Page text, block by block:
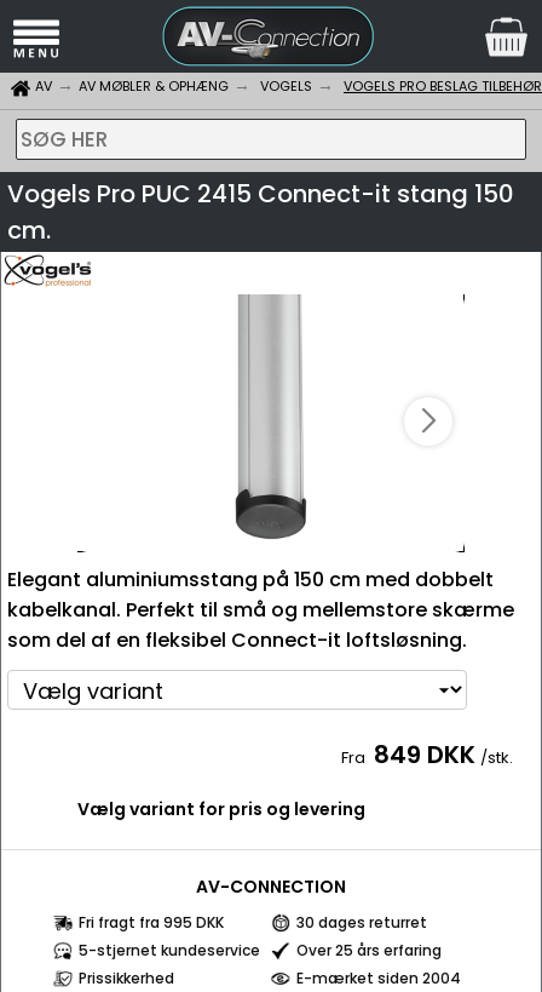
AV AV MØBLER & OPHÆNG VOGELS VOGELS PRO BESLAG TILBEHØR
SØG HER
Vogels Pro PUC 2415 Connect-it stang 150
cm.
Elegant aluminiumsstang på 150 cm med dobbelt
kabelkanal. Perfekt til små og mellemstore skærme
som del af en fleksibel Connect-it loftsløsning.
Fra 849 DKK /stk.
Vælg variant for pris og levering
AV-CONNECTION
Fri fragt fra 995 DKK
30 dages returret
5-stjernet kundeservice
Over 25 års erfaring
Prissikkerhed
E-mærket siden 2004